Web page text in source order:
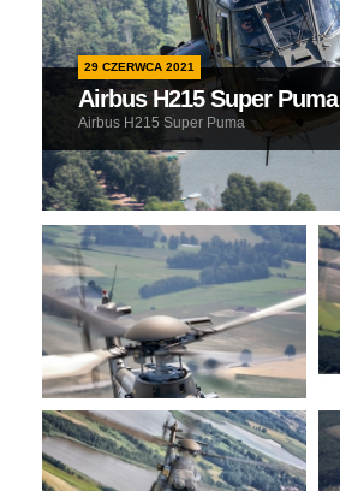
29 CZERWCA 2021
Airbus H215 Super Puma
Airbus H215 Super Puma